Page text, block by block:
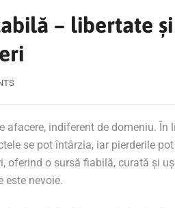
– libertate
indiferent de domeniu. În
se pot întârzia, iar pierderile
oferind o sursă fiabilă, curată și
este nevoie.